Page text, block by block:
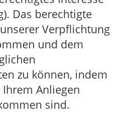
Das berechtigte
Verpflichtung
und dem
zu können, indem
Anliegen
sind.